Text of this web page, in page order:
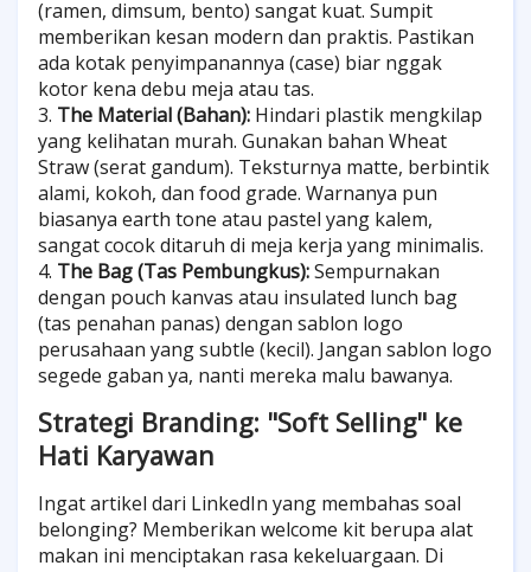
(ramen, dimsum, bento) sangat kuat. Sumpit
memberikan kesan modern dan praktis. Pastikan
ada kotak penyimpanannya (case) biar nggak
kotor kena debu meja atau tas.
3. The Material (Bahan): Hindari plastik mengkilap
yang kelihatan murah. Gunakan bahan Wheat
Straw (serat gandum). Teksturnya matte, berbintik
alami, kokoh, dan food grade. Warnanya pun
biasanya earth tone atau pastel yang kalem,
sangat cocok ditaruh di meja kerja yang minimalis.
4. The Bag (Tas Pembungkus):Sempurnakan
dengan pouch kanvas atau insulated lunch bag
(tas penahan panas) dengan sablon logo
perusahaan yang subtle (kecil). Jangan sablon logo
segede gaban ya, nanti mereka malu bawanya.
Strategi Branding: "Soft Selling" ke
Hati Karyawan
Ingat artikel dari LinkedIn yang membahas soal
belonging? Memberikan welcome kit berupa alat
makan ini menciptakan rasa kekeluargaan. Di